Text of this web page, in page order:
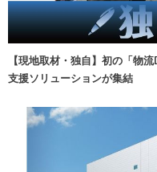
【現地取材・独自】初の「物
支援ソリューションが集結